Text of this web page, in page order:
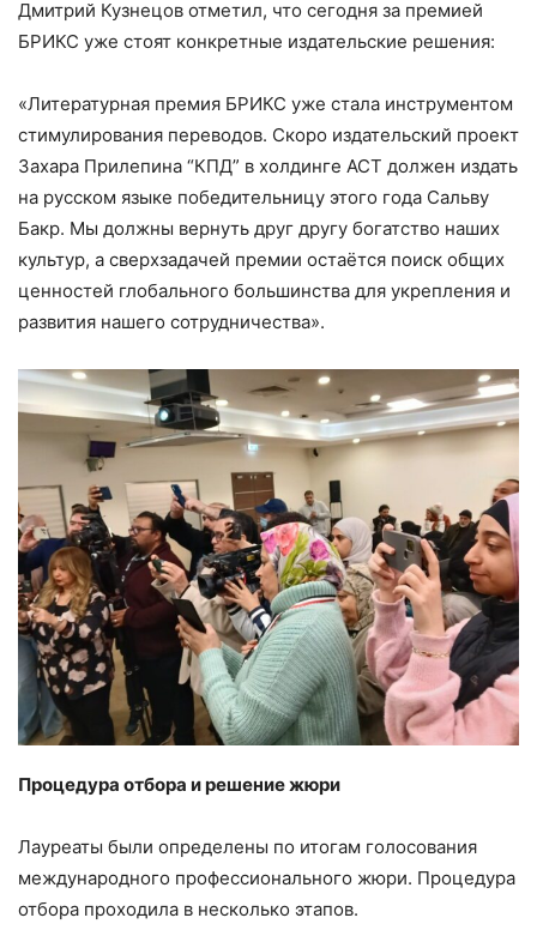
Дмитрий Кузнецов отметил, что сегодня за премией
БРИКС уже стоят конкретные издательские решения:
«Литературная премия БРИКС уже стала инструментом
стимулирования переводов. Скоро издательский проект
Захара Прилепина “КПД” в холдинге АСТ должен издать
на русском языке победительницу этого года Сальву
Бакр. Мы должны вернуть друг другу богатство наших
культур, а сверхзадачей премии остаётся поиск общих
ценностей глобального большинства для укрепления и
развития нашего сотрудничества».
Процедура отбора и решение жюри
Лауреаты были определены по итогам голосования
международного профессионального жюри. Процедура
отбора проходила в несколько этапов.